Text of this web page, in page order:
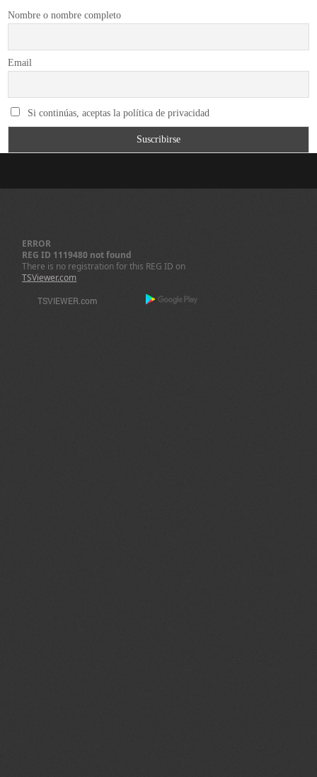
Nombre o nombre completo
Email
Si continúas, aceptas la política de privacidad
ERROR
REG ID 1119480 not found
There is no registration for this REG ID on
TSViewer.com